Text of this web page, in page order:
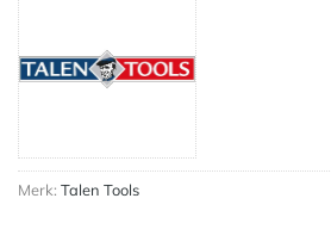
Merk: Talen Tools